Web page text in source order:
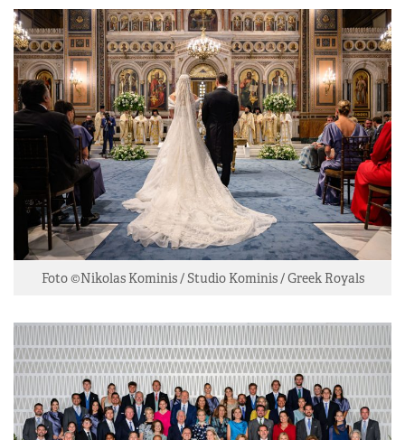
Foto ©Nikolas Kominis / Studio Kominis / Greek Royals